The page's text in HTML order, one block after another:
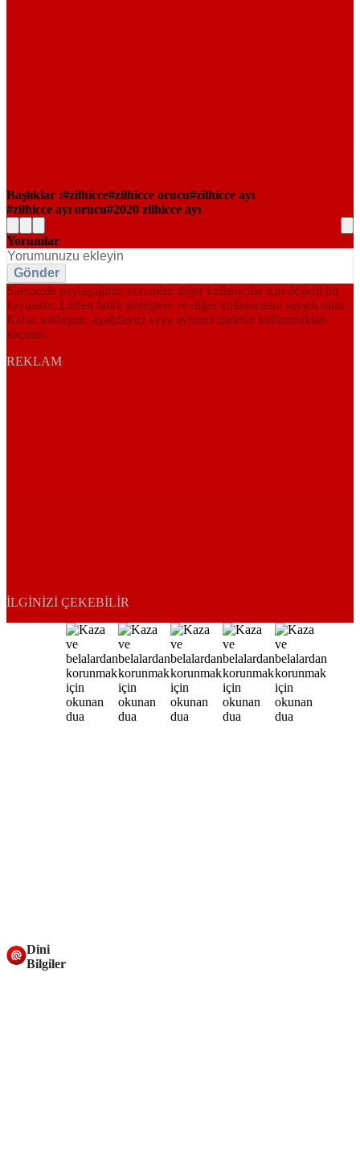
Başlıklar : zilhicce zilhicce orucu zilhicce ayı
zilhicce ayı orucu 2020 zilhicce ayı
Yorumlar
Gönder
Sitemizde paylaştığınız yorumlar, diğer kullanıcılar için değerli bir
kaynaktır. Lütfen farklı görüşlere ve diğer kullanıcılara saygılı olun.
Kaba, saldırgan, aşağılayıcı veya ayrımcı ifadeler kullanmaktan
kaçının.
REKLAM
İLGINIZI ÇEKEBILIR
Dini
Bilgiler